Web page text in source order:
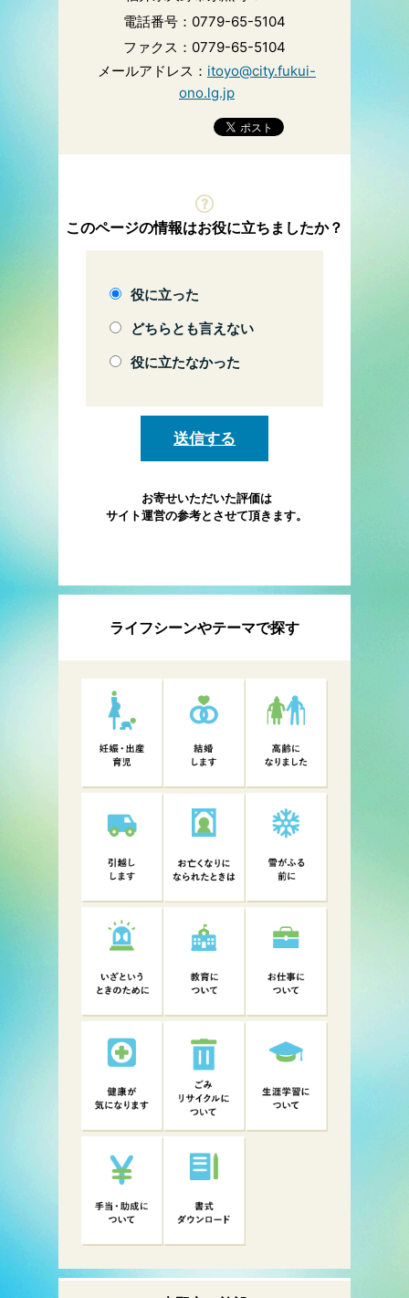
電話番号：0779-65-5104
ファクス：0779-65-5104
メールアドレス： itoyo@city.fukui-
ono.lg.jp
このページの情報はお役に立ちましたか？
役に立った
どちらとも言えない
役に立たなかった
お寄せいただいた評価は
サイト運営の参考とさせて頂きます。
ライフシーンやテーマで探す